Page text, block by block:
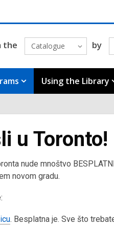
the Catalogue by
Using the Library
u Toronto!
nude mnoštvo
novom gradu.
. Besplatna je. Sve što